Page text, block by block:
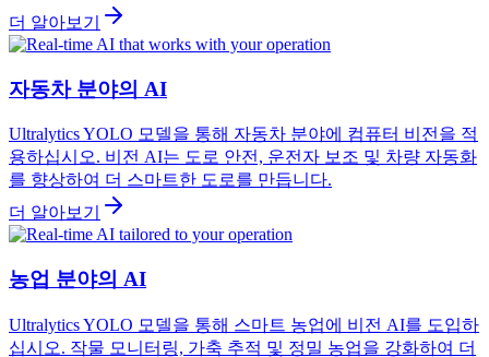
더 알아보기
자동차 분야의 AI
Ultralytics YOLO 모델을 통해 자동차 분야에 컴퓨터 비전을 적
용하십시오. 비전 AI는 도로 안전, 운전자 보조 및 차량 자동화
를 향상하여 더 스마트한 도로를 만듭니다.
더 알아보기
농업 분야의 AI
Ultralytics YOLO 모델을 통해 스마트 농업에 비전 AI를 도입하
십시오. 작물 모니터링, 가축 추적 및 정밀 농업을 강화하여 더